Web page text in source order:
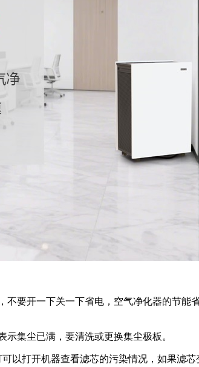
要开一下关一下省电，空气净化器的节
集尘已满，要清洗或更换集尘极板。
以打开机器查看滤芯的污染情况，如果滤芯